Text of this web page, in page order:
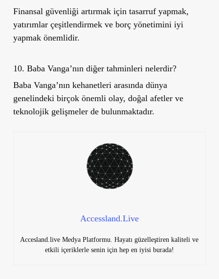
Finansal güvenliği artırmak için tasarruf yapmak,
yatırımlar çeşitlendirmek ve borç yönetimini iyi
yapmak önemlidir.
10. Baba Vanga’nın diğer tahminleri nelerdir?
Baba Vanga’nın kehanetleri arasında dünya
genelindeki birçok önemli olay, doğal afetler ve
teknolojik gelişmeler de bulunmaktadır.
Accessland.Live
Accesland.live Medya Platformu. Hayatı güzelleştiren kaliteli ve
etkili içeriklerle senin için hep en iyisi burada!